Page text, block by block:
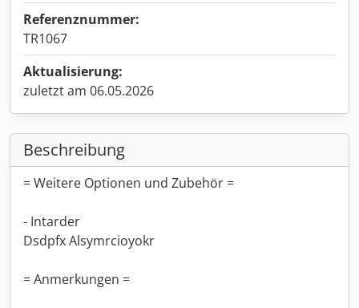
Referenznummer:
TR1067
Aktualisierung:
zuletzt am 06.05.2026
Beschreibung
= Weitere Optionen und Zubehör =
- Intarder
Dsdpfx Alsymrcioyokr
= Anmerkungen =